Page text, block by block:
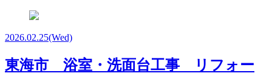
2026.02.25(Wed)
東海市 浴室・洗面台工事 リフォー